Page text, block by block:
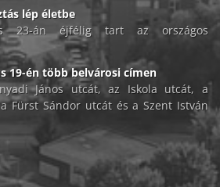
lép életbe
23-án éjfélig tart az országos
19-én több belvárosi címen
János utcát, az Iskola utcát, a
Fürst Sándor utcát és a Szent István